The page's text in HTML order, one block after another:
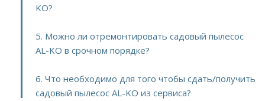
KO?
5. Можно ли отремонтировать садовый пылесос
AL-KO в срочном порядке?
6. Что необходимо для того чтобы сдать/получить
садовый пылесос AL-KO из сервиса?